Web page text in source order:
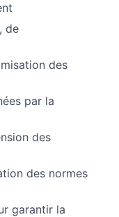
de
des
par la
des
des normes
garantir la